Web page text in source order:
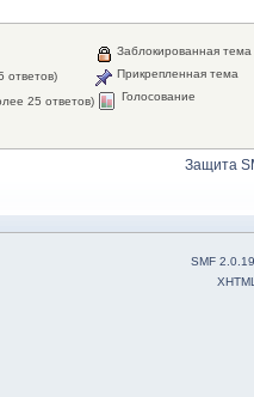
ответов)
25 ответов)
Заблокированная тема
Прикрепленная тема
Голосование
Защита
SMF 2.0.19